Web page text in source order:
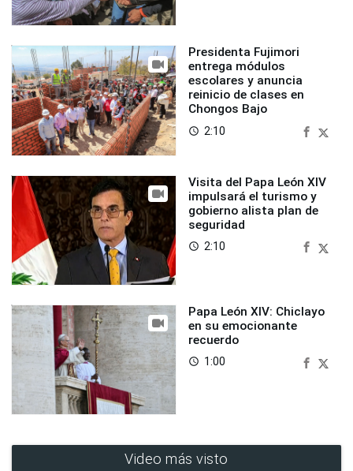
Presidenta Fujimori
entrega módulos
escolares y anuncia
reinicio de clases en
Chongos Bajo
access_time 2:10
Visita del Papa León XIV
impulsará el turismo y
gobierno alista plan de
seguridad
access_time 2:10
Papa León XIV: Chiclayo
en su emocionante
recuerdo
access_time 1:00
Video más visto